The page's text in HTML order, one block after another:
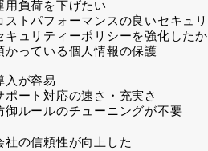
用負荷を下げたい
ストパフォーマンスの良いセキュ
キュリティーポリシーを強化した
かっている個人情報の保護
入が容易
ポート対応の速さ・充実さ
御ルールのチューニングが不要
社の信頼性が向上した